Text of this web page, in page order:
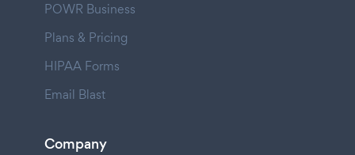
POWR Business
Plans & Pricing
HIPAA Forms
Email Blast
Company